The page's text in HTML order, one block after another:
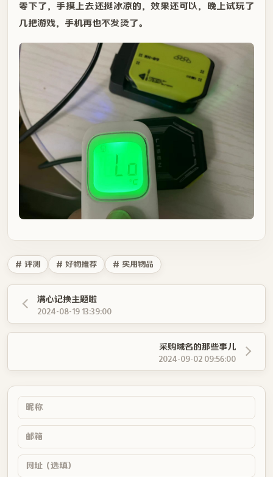
零下了，手摸上去还挺冰凉的，效果还可以，晚上试玩了
几把游戏，手机再也不发烫了。
# 评测 # 好物推荐 # 实用物品
满心记换主题啦
2024-08-19 13:39:00
采购域名的那些事儿
2024-09-02 09:56:00